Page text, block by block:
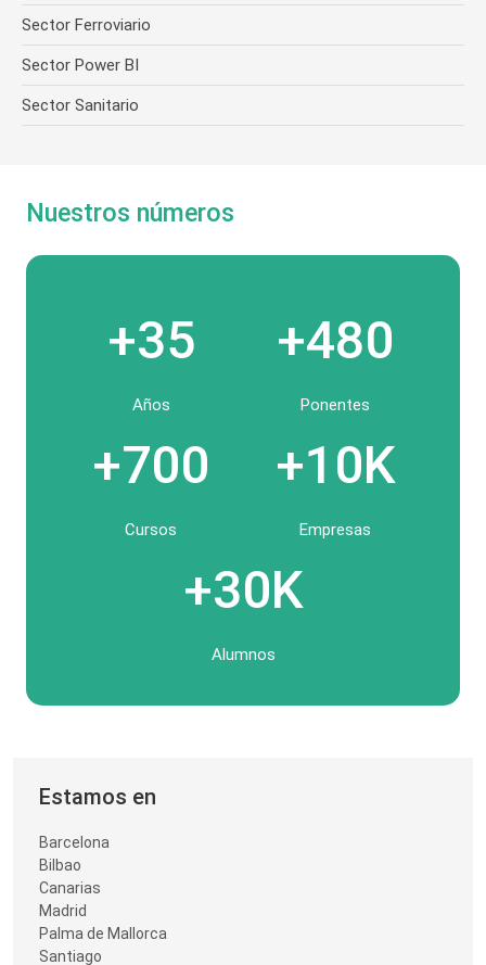
Sector Ferroviario
Sector Power BI
Sector Sanitario
Nuestros números
+35
Años
+480
Ponentes
+700
Cursos
+10K
Empresas
+30K
Alumnos
Estamos en
Barcelona
Bilbao
Canarias
Madrid
Palma de Mallorca
Santiago